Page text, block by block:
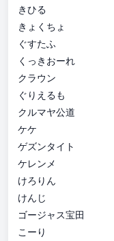
きひる
きょくちょ
ぐすたふ
くっきおーれ
クラウン
ぐりえるも
クルマヤ公道
ケケ
ゲズンタイト
ケレンメ
けろりん
けんじ
ゴージャス宝田
こーり